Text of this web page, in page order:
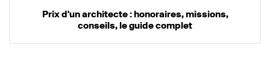
Prix d'un architecte : honoraires, missions,
conseils, le guide complet